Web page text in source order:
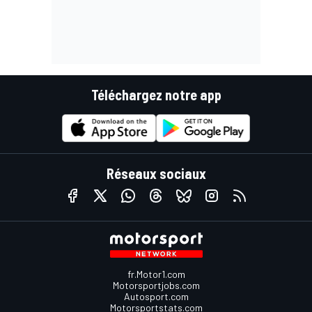
Téléchargez notre app
Réseaux sociaux
fr.Motor1.com
Motorsportjobs.com
Autosport.com
Motorsportstats.com